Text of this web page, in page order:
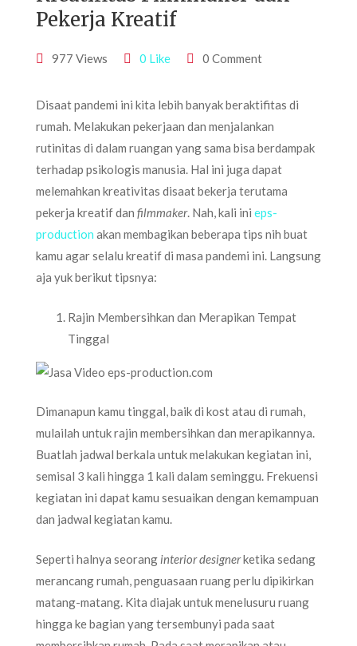
Pekerja Kreatif
977 Views 0 Like 0 Comment
Disaat pandemi ini kita lebih banyak beraktifitas di
rumah. Melakukan pekerjaan dan menjalankan
rutinitas di dalam ruangan yang sama bisa berdampak
terhadap psikologis manusia. Hal ini juga dapat
melemahkan kreativitas disaat bekerja terutama
pekerja kreatif dan filmmaker. Nah, kali ini eps-
production akan membagikan beberapa tips nih buat
kamu agar selalu kreatif di masa pandemi ini. Langsung
aja yuk berikut tipsnya:
Rajin Membersihkan dan Merapikan Tempat
Tinggal
Dimanapun kamu tinggal, baik di kost atau di rumah,
mulailah untuk rajin membersihkan dan merapikannya.
Buatlah jadwal berkala untuk melakukan kegiatan ini,
semisal 3 kali hingga 1 kali dalam seminggu. Frekuensi
kegiatan ini dapat kamu sesuaikan dengan kemampuan
dan jadwal kegiatan kamu.
Seperti halnya seorang interior designerketika sedang
merancang rumah, penguasaan ruang perlu dipikirkan
matang-matang. Kita diajak untuk menelusuru ruang
hingga ke bagian yang tersembunyi pada saat